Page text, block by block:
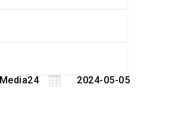
Media24  2024-05-05